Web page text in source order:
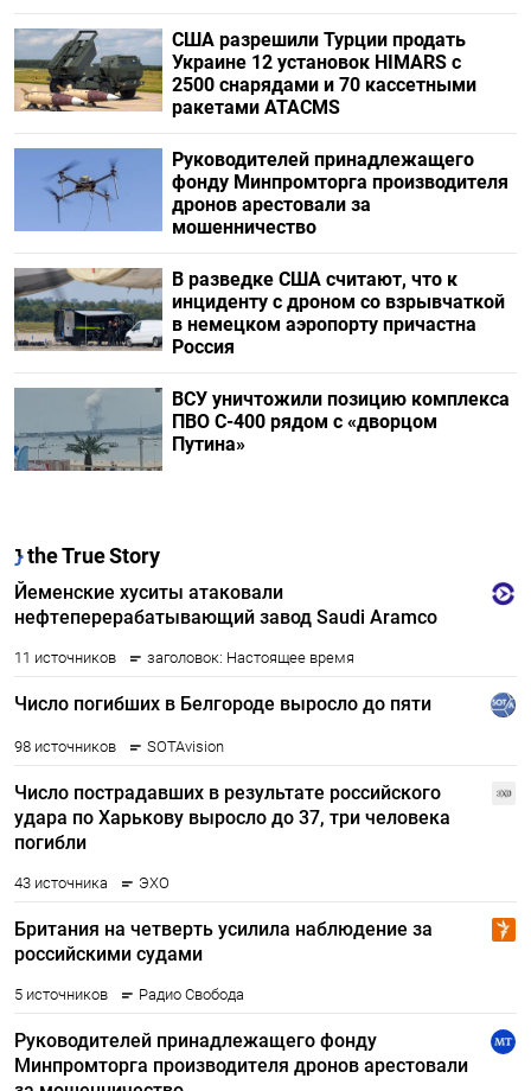
США разрешили Турции продать
Украине 12 установок HIMARS с
2500 снарядами и 70 кассетными
ракетами ATACMS
Руководителей принадлежащего
фонду Минпромторга производителя
дронов арестовали за
мошенничество
В разведке США считают, что к
инциденту с дроном со взрывчаткой
в немецком аэропорту причастна
Россия
ВСУ уничтожили позицию комплекса
ПВО С-400 рядом с «дворцом
Путина»